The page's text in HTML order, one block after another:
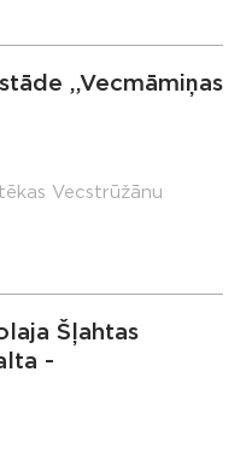
,,Vecmāmiņas
Vecstrūžānu
Šļahtas
-